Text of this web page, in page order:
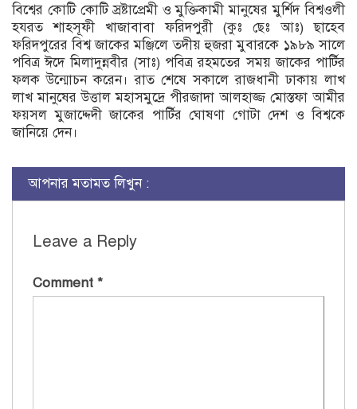
বিশ্বের কোটি কোটি স্রষ্টাপ্রেমী ও মুক্তিকামী মানুষের মুর্শিদ বিশ্বওলী
হযরত শাহ্সূফী খাজাবাবা ফরিদপুরী (কুঃ ছেঃ আঃ) ছাহেব
ফরিদপুরের বিশ্ব জাকের মঞ্জিলে তদীয় হুজরা মুবারকে ১৯৮৯ সালে
পবিত্র ঈদে মিলাদুন্নবীর (সাঃ) পবিত্র রহমতের সময় জাকের পার্টির
ফলক উন্মোচন করেন। রাত শেষে সকালে রাজধানী ঢাকায় লাখ
লাখ মানুষের উত্তাল মহাসমুদ্রে পীরজাদা আলহাজ্জ মোস্তফা আমীর
ফয়সল মুজাদ্দেদী জাকের পার্টির ঘোষণা গোটা দেশ ও বিশ্বকে
জানিয়ে দেন।
আপনার মতামত লিখুন :
Leave a Reply
Comment *